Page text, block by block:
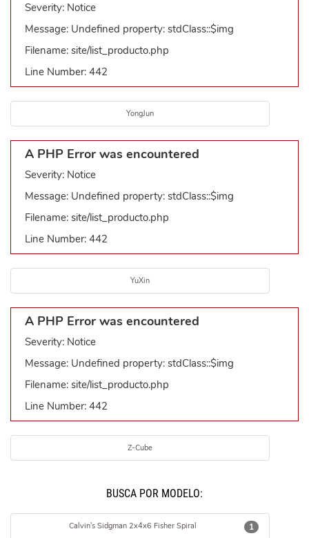
Severity: Notice
Message: Undefined property: stdClass::$img
Filename: site/list_producto.php
Line Number: 442
YongJun
A PHP Error was encountered
Severity: Notice
Message: Undefined property: stdClass::$img
Filename: site/list_producto.php
Line Number: 442
YuXin
A PHP Error was encountered
Severity: Notice
Message: Undefined property: stdClass::$img
Filename: site/list_producto.php
Line Number: 442
Z-Cube
BUSCÁ POR MODELO:
1
Calvin's Sidgman 2x4x6 Fisher Spiral